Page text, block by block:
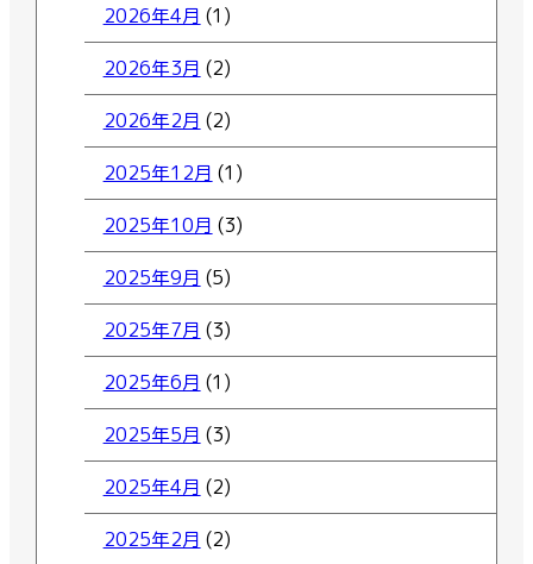
2026年4月 (1)
2026年3月 (2)
2026年2月 (2)
2025年12月 (1)
2025年10月 (3)
2025年9月 (5)
2025年7月 (3)
2025年6月 (1)
2025年5月 (3)
2025年4月 (2)
2025年2月 (2)